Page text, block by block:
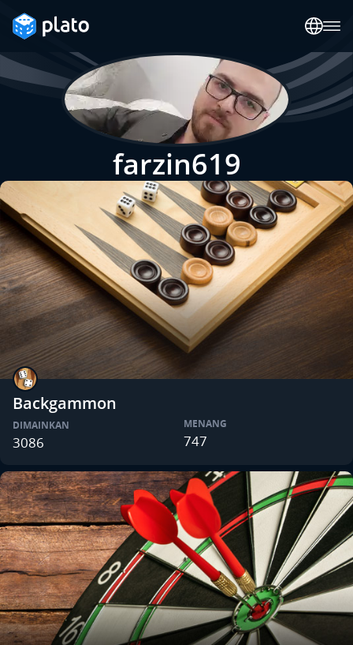
farzin619
Backgammon
DIMAINKAN
3086
MENANG
747